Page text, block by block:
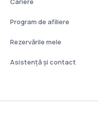
Program de afiliere
Rezervările mele
Asistenţă şi contact